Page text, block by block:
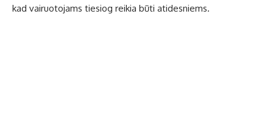
kad vairuotojams tiesiog reikia būti atidesniems.